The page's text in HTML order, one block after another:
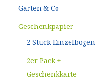
Garten & Co
Geschenkpapier
2 Stück Einzelbögen
2er Pack +
Geschenkkarte